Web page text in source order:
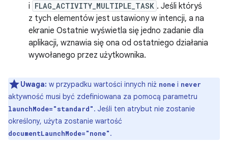
i FLAG_ACTIVITY_MULTIPLE_TASK . Jeśli któryś
z tych elementów jest ustawiony w intencji, a na
ekranie Ostatnie wyświetla się jedno zadanie dla
aplikacji, wznawia się ona od ostatniego działania
wywołanego przez użytkownika.
Uwaga: w przypadku wartości innych niż none i never
aktywność musi być zdefiniowana za pomocą parametru
launchMode="standard". Jeśli ten atrybut nie zostanie
określony, użyta zostanie wartość
documentLaunchMode="none".